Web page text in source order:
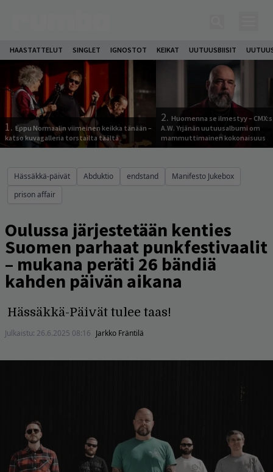
HAASTATTELUT SINGLET IGNOSTOT KEIKAT UUTUUSBIISIT
1. Eppu Normaalin viimeinen keikka tänään –
katso kuvagalleria torstailta täältä
2. Huomenna se ilmestyy –
A.W. Yrjänän uutuusalbumi om
mammuttimainen kokonaisuus
Hässäkkä-päivät Abduktio endstand
Manifesto Jukebox
prison affair
Oulussa järjestetään kenties
Suomen parhaat punkfestivaalit
– mukana peräti 26 bändiä
kahden päivän aikana
Hässäkkä-Päivät tulee taas!
Julkaistu: 26.6.2025 08:16 Jarkko Fräntilä